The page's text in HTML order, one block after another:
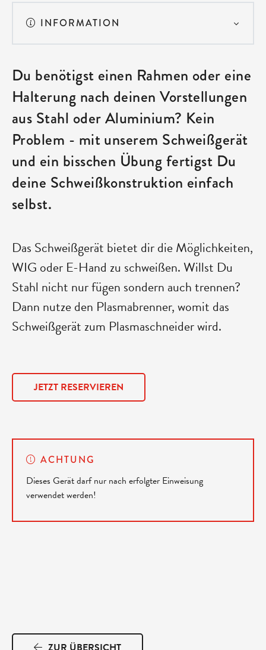
INFORMATION
Du benötigst einen Rahmen oder eine
Halterung nach deinen Vorstellungen
aus Stahl oder Aluminium? Kein
Problem - mit unserem Schweißgerät
und ein bisschen Übung fertigst Du
deine Schweißkonstruktion einfach
selbst.
Das Schweißgerät bietet dir die Möglichkeiten,
WIG oder E-Hand zu schweißen. Willst Du
Stahl nicht nur fügen sondern auch trennen?
Dann nutze den Plasmabrenner, womit das
Schweißgerät zum Plasmaschneider wird.
JETZT RESERVIEREN
ACHTUNG
Dieses Gerät darf nur nach erfolgter Einweisung
verwendet werden!